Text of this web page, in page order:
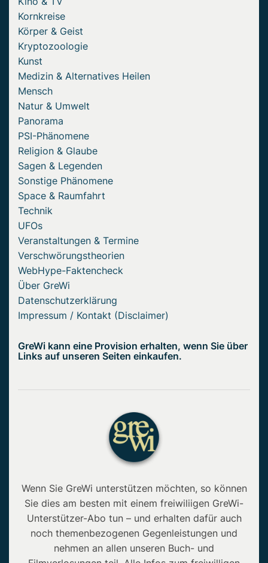
Kornkreise
Körper & Geist
Kryptozoologie
Kunst
Medizin & Alternatives Heilen
Mensch
Natur & Umwelt
Panorama
PSI-Phänomene
Religion & Glaube
Sagen & Legenden
Sonstige Phänomene
Space & Raumfahrt
Technik
UFOs
Veranstaltungen & Termine
Verschwörungstheorien
WebHype-Faktencheck
Über GreWi
Datenschutzerklärung
Impressum / Kontakt (Disclaimer)
GreWi kann eine Provision erhalten, wenn Sie über
Links auf unseren Seiten einkaufen.
Wenn Sie GreWi unterstützen möchten, so können
Sie dies am besten mit einem freiwiliigen GreWi-
Unterstützer-Abo tun – und erhalten dafür auch
noch themenbezogenen Gegenleistungen und
nehmen an allen unseren Buch- und